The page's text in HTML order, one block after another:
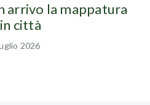
arrivo la mappatura
città
2026